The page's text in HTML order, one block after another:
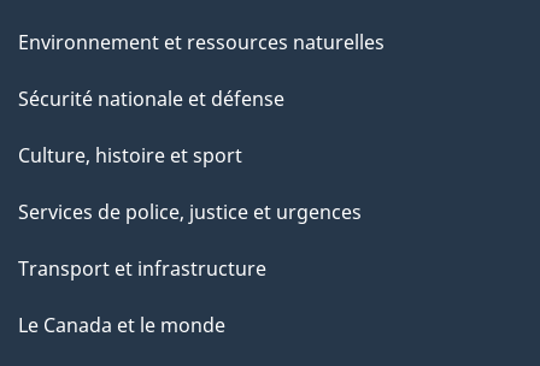
Environnement et ressources naturelles
Sécurité nationale et défense
Culture, histoire et sport
Services de police, justice et urgences
Transport et infrastructure
Le Canada et le monde